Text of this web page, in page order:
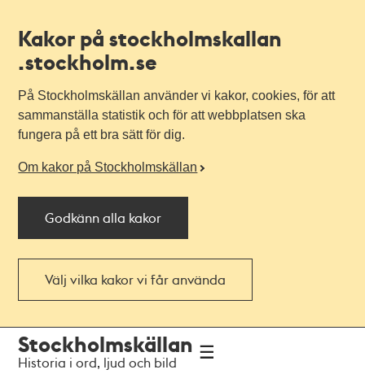
Kakor på stockholmskallan
.stockholm.se
På Stockholmskällan använder vi kakor, cookies, för att
sammanställa statistik och för att webbplatsen ska
fungera på ett bra sätt för dig.
Om kakor på Stockholmskällan
Godkänn alla kakor
Välj vilka kakor vi får använda
navigationen
huvudinnehållet
Stockholmskällan
Historia i ord, ljud och bild